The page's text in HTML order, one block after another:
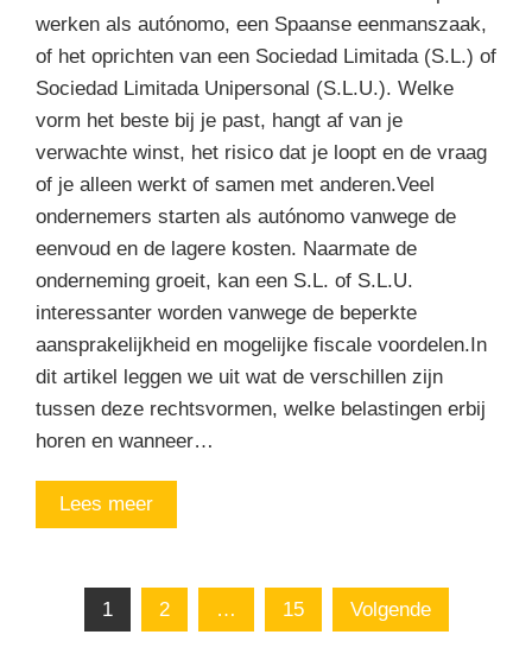
werken als autónomo, een Spaanse eenmanszaak,
of het oprichten van een Sociedad Limitada (S.L.) of
Sociedad Limitada Unipersonal (S.L.U.). Welke
vorm het beste bij je past, hangt af van je
verwachte winst, het risico dat je loopt en de vraag
of je alleen werkt of samen met anderen.Veel
ondernemers starten als autónomo vanwege de
eenvoud en de lagere kosten. Naarmate de
onderneming groeit, kan een S.L. of S.L.U.
interessanter worden vanwege de beperkte
aansprakelijkheid en mogelijke fiscale voordelen.In
dit artikel leggen we uit wat de verschillen zijn
tussen deze rechtsvormen, welke belastingen erbij
horen en wanneer…
Lees meer
Berichten
paginering
1 2 … 15 Volgende